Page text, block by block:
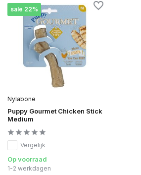
sale 22%
Nylabone
Puppy Gourmet Chicken Stick
Medium
Vergelijk
Op voorraad
1-2 werkdagen